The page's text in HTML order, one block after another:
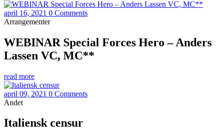
april 16, 2021 0 Comments
Arrangementer
WEBINAR Special Forces Hero – Anders
Lassen VC, MC**
read more
april 09, 2021 0 Comments
Andet
Italiensk censur